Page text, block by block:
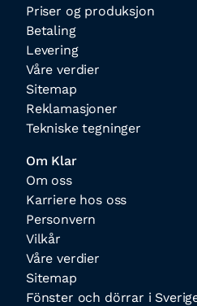
Priser og produksjon
Betaling
Levering
Våre verdier
Sitemap
Reklamasjoner
Tekniske tegninger
Om Klar
Om oss
Karriere hos oss
Personvern
Vilkår
Våre verdier
Sitemap
Fönster och dörrar i